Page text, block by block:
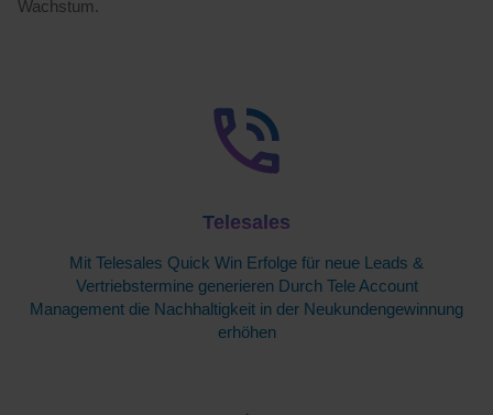
Wachstum.
Telesales
Mit Telesales Quick Win Erfolge für neue Leads &
Vertriebstermine generieren Durch Tele Account
Management die Nachhaltigkeit in der Neukundengewinnung
erhöhen